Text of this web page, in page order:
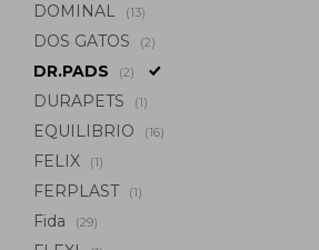
DOMINAL (13)
DOS GATOS (2)
DR.PADS (2)
DURAPETS (1)
EQUILIBRIO (16)
FELIX (1)
FERPLAST (1)
Fida (29)